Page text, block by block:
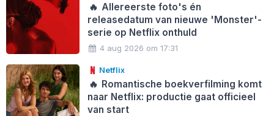
🔥 Allereerste foto's én
releasedatum van nieuwe 'Monster'-
serie op Netflix onthuld
4 aug 2026 om 17:31
Netflix
🔥 Romantische boekverfilming komt
naar Netflix: productie gaat officieel
van start